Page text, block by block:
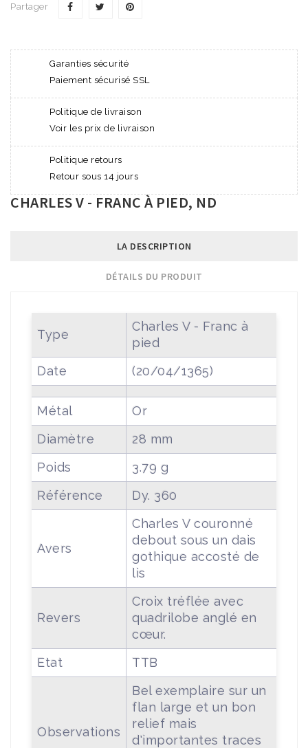
Partager
Garanties sécurité
Paiement sécurisé SSL
Politique de livraison
Voir les prix de livraison
Politique retours
Retour sous 14 jours
CHARLES V - FRANC À PIED, ND
LA DESCRIPTION
DÉTAILS DU PRODUIT
Type
Charles V - Franc à
pied
Date
(20/04/1365)
Métal
Or
Diamètre
28 mm
Poids
3.79 g
Référence
Dy. 360
Avers
Charles V couronné
debout sous un dais
gothique accosté de
lis
Revers
Croix tréflée avec
quadrilobe anglé en
cœur.
Etat
TTB
Observations
Bel exemplaire sur un
flan large et un bon
relief mais
d'importantes traces